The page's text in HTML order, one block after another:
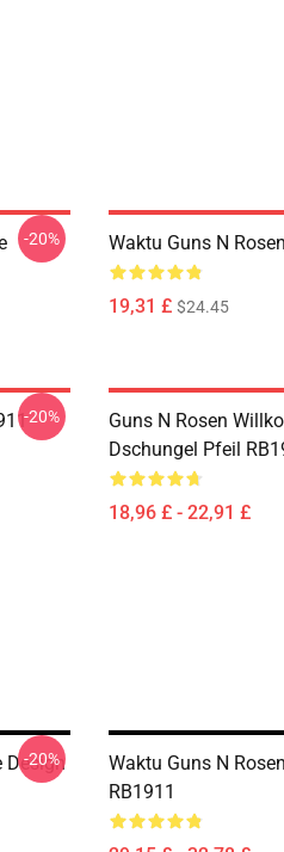
-20% Waktu Guns N
19,31 £ $24.45
-20%
Guns N Rosen
Dschungel Pfeil
18,96 £ - 22,91 £
Design
-20%
Waktu Guns N
RB1911